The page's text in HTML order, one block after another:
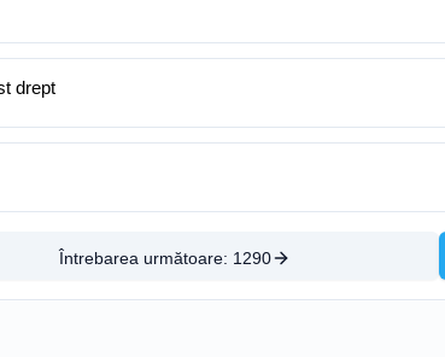
drept
Întrebarea următoare: 1290